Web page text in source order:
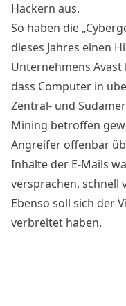
Hackern aus.
So haben die
dieses Jahres einen
Unternehmens Avast
dass Computer in
Zentral- und
Mining betroffen
Angreifer offenbar
Inhalte der E-Mails
versprachen, schnell
Ebenso soll sich der
verbreitet haben.